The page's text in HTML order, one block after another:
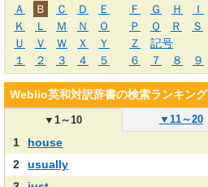
Ａ
Ｂ Ｃ Ｄ Ｅ Ｆ Ｇ Ｈ Ｉ
Ｋ
Ｌ Ｍ Ｎ Ｏ Ｐ Ｑ Ｒ Ｓ
Ｕ
Ｖ Ｗ Ｘ Ｙ Ｚ
記号
１
２ ３ ４ ５ ６ ７ ８ ９
Weblio英和対訳辞書の検索ランキング
▼1～10 ▼ 11～20
1
house
2
usually